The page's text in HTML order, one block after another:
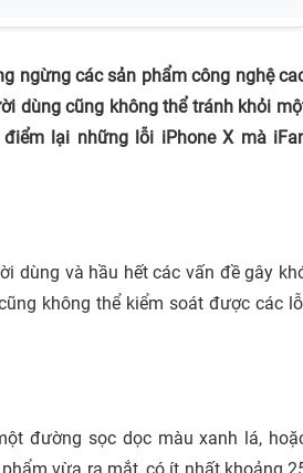
ngừng các sản phẩm công nghệ
dùng cũng không thể tránh khỏi
lại những lỗi iPhone X mà
dùng và hầu hết các vấn đề gây
không thể kiểm soát được các
đường sọc dọc màu xanh lá,